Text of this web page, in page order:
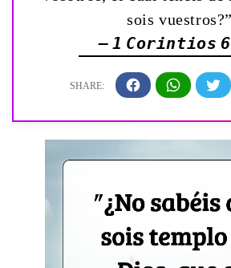
sois vuestros?”
— 1 Corintios